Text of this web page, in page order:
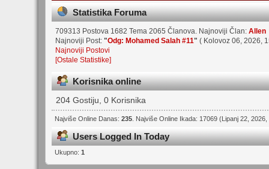
Statistika Foruma
709313 Postova 1682 Tema 2065 Članova. Najnoviji Član:Allen
Najnoviji Post:"Odg: Mohamed Salah #11" ( Kolovoz 06, 2026,
Najnoviji Postovi
[Ostale Statistike]
Korisnika online
204 Gostiju, 0 Korisnika
Najviše Online Danas:235 . Najviše Online Ikada: 17069 (Lipanj 22,
Users Logged In Today
Ukupno:1